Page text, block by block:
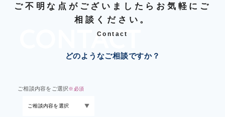
ご不明な点がございましたらお気軽にご
相談ください。
Contact
どのようなご相談ですか？
ご相談内容をご選択※必須